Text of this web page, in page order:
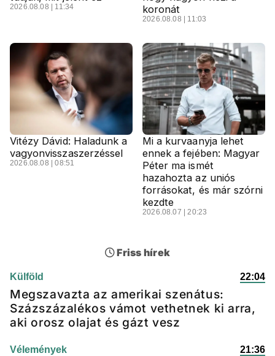
2026.08.08 | 11:34
koronát
2026.08.08 | 11:03
Vitézy Dávid: Haladunk a
vagyonvisszaszerzéssel
2026.08.08 | 08:51
Mi a kurvaanyja lehet
ennek a fejében: Magyar
Péter ma ismét
hazahozta az uniós
forrásokat, és már szórni
kezdte
2026.08.07 | 20:23
Friss hírek
Külföld 22:04
Megszavazta az amerikai szenátus:
Százszázalékos vámot vethetnek ki arra,
aki orosz olajat és gázt vesz
Vélemények 21:36